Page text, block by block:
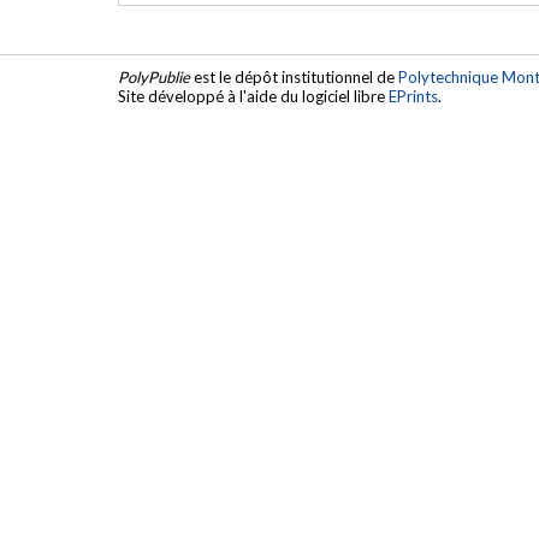
PolyPublieest le dépôt institutionnel dePolytechnique
Site développé à l'aide du logiciel libreEPrints.